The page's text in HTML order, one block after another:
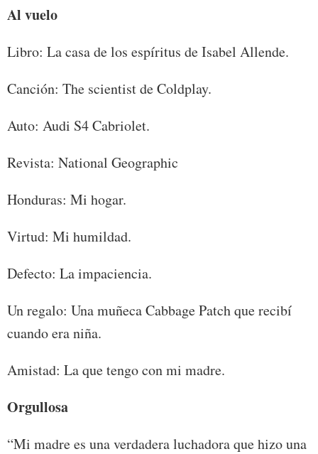
Al vuelo
Libro: La casa de los espíritus de Isabel Allende.
Canción: The scientist de Coldplay.
Auto: Audi S4 Cabriolet.
Revista: National Geographic
Honduras: Mi hogar.
Virtud: Mi humildad.
Defecto: La impaciencia.
Un regalo: Una muñeca Cabbage Patch que recibí
cuando era niña.
Amistad: La que tengo con mi madre.
Orgullosa
“Mi madre es una verdadera luchadora que hizo una